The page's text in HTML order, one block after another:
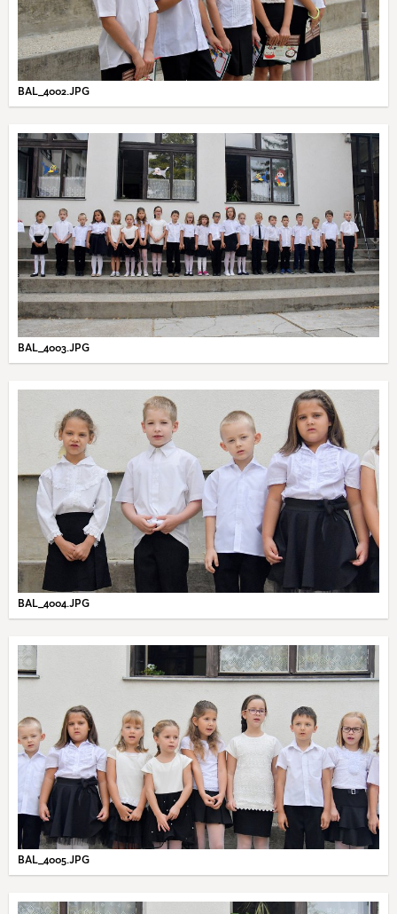
BAL_4002.JPG
BAL_4003.JPG
BAL_4004.JPG
BAL_4005.JPG